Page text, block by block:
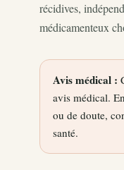
récidives,
médicamenteux
Avis médical :
avis médical.
ou de doute,
santé.